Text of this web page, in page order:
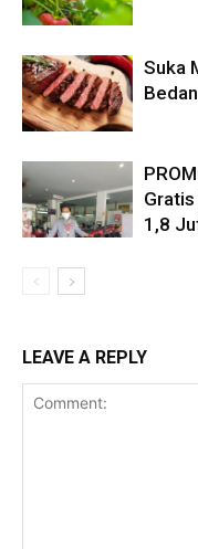
Suka
1,8
LEAVE A REPLY